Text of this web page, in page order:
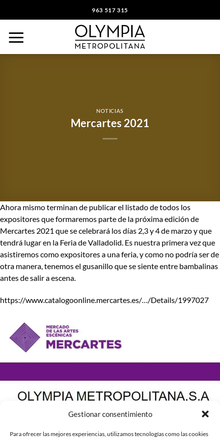
Gestionar consentimiento
Para ofrecer las mejores experiencias, utilizamos tecnologías como las cookies
al
contenido
963 517 315
NOTICIAS
Mercartes 2021
Ahora mismo terminan de publicar el listado de todos los
expositores que formaremos parte de la próxima edición de
Mercartes 2021 que se celebrará los días 2,3 y 4 de marzo y que
tendrá lugar en la Feria de Valladolid. Es nuestra primera vez que
asistiremos como expositores a una feria, y como no podría ser de
otra manera, tenemos el gusanillo que se siente entre bambalinas
antes de salir a escena.
https://www.catalogoonline.mercartes.es/…/Details/1997027